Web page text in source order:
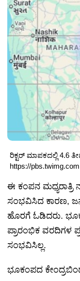
ರಿಕ್ಟರ್ ಮಾಪಕದಲ್ಲಿ 4.6
https://pbs.twimg.com
ಈ ಕಂಪನ ಮಧ್ಯರಾತ್ರಿ
ಸಂಭವಿಸಿದ ಕಾರಣ,
ಹೊರಗೆ ಓಡಿದರು.
ಪ್ರಾರಂಭಿಕ ವರದಿಗಳ
ಸಂಭವಿಸಿಲ್ಲ.
ಭೂಕಂಪದ